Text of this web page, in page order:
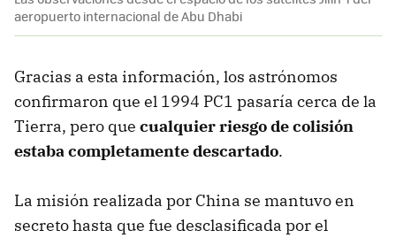
aeropuerto internacional de Abu Dhabi
Gracias a esta información, los astrónomos
confirmaron que el 1994 PC1 pasaría cerca de la
Tierra, pero que cualquier riesgo de colisión
estaba completamente descartado.
La misión realizada por China se mantuvo en
secreto hasta que fue desclasificada por el